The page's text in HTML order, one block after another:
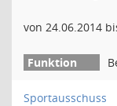
von 24.06.2014
Sportausschuss